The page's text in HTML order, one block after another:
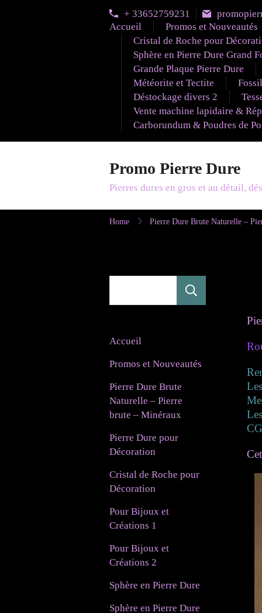
+ 33652759231
Accueil
Promos et Nouveautés
Cristal de Roche pour
Sphère en Pierre Dure Grand
Grande Plaque Pierre Dure
Météorite et Tectite
Déstockage divers 2
Vente machine lapidaire &
Carborundum & Poudres de
Promo Pierre Dure
Pierres dures en gros et au détail,
Home Pierre Dure Brute Naturelle –
Accueil
Promos et Nouveautés
Pierre Dure Brute
Naturelle – Pierre
brute – Minéraux
Pierre Dure pour
Décoration
Cristal de Roche pour
Décoration
Pour Bijoux et
Créations 1
Pour Bijoux et
Créations 2
Sphère en Pierre Dure
Sphère en Pierre Dure